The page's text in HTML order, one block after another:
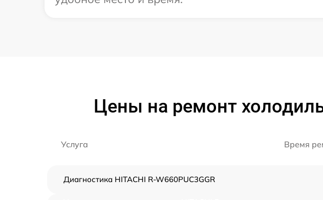
Цены на ремонт
Услуга Время
Диагностика HITACHI R-W660PUC3GGR